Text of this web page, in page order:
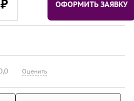
ОФОРМИТЬ ЗАЯВКУ
Оценить